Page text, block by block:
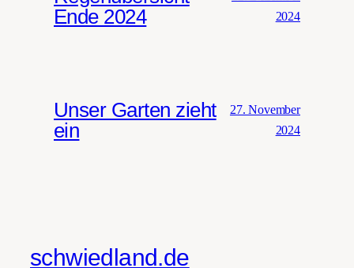
Ende 2024
2024
Unser Garten zieht
ein
27. November
2024
schwiedland.de